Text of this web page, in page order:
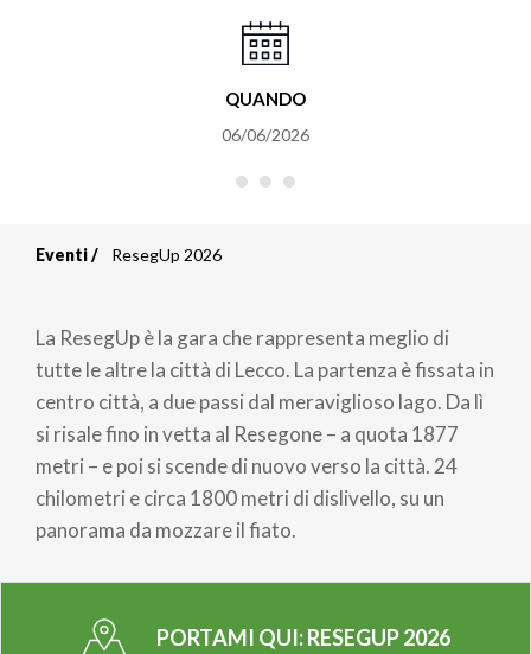
QUANDO
06/06/2026
Briciole
di
pane
Eventi ResegUp 2026
La ResegUp è la gara che rappresenta meglio di
tutte le altre la città di Lecco. La partenza è fissata in
centro città, a due passi dal meraviglioso lago. Da lì
si risale fino in vetta al Resegone – a quota 1877
metri – e poi si scende di nuovo verso la città. 24
chilometri e circa 1800 metri di dislivello, su un
panorama da mozzare il fiato.
PORTAMI QUI:RESEGUP 2026